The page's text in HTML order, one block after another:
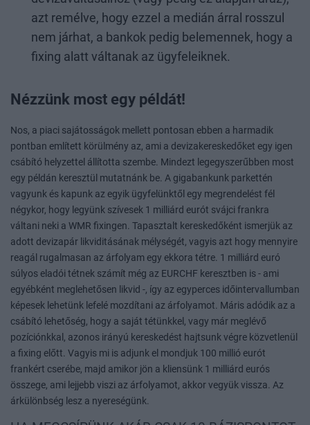
azt remélve, hogy ezzel a medián árral rosszul
nem járhat, a bankok pedig belemennek, hogy a
fixing alatt váltanak az ügyfeleiknek.
Nézzünk most egy példát!
Nos, a piaci sajátosságok mellett pontosan ebben a harmadik
pontban említett körülmény az, ami a devizakereskedőket egy igen
csábító helyzettel állította szembe. Mindezt legegyszerűbben most
egy példán keresztül mutatnánk be. A gigabankunk parkettén
vagyunk és kapunk az egyik ügyfelünktől egy megrendelést fél
négykor, hogy legyünk szívesek 1 milliárd eurót svájci frankra
váltani neki a WMR fixingen. Tapasztalt kereskedőként ismerjük az
adott devizapár likviditásának mélységét, vagyis azt hogy mennyire
reagál rugalmasan az árfolyam egy ekkora tétre. 1 milliárd euró
súlyos eladói tétnek számít még az EURCHF keresztben is - ami
egyébként meglehetősen likvid -, így az egyperces időintervallumban
képesek lehetünk lefelé mozdítani az árfolyamot. Máris adódik az a
csábító lehetőség, hogy a saját tétünkkel, vagy már meglévő
pozíciónkkal, azonos irányú kereskedést hajtsunk végre közvetlenül
a fixing előtt. Vagyis mi is adjunk el mondjuk 100 millió eurót
frankért cserébe, majd amikor jön a kliensünk 1 milliárd eurós
összege, ami lejjebb viszi az árfolyamot, akkor vegyük vissza. Az
árkülönbség lesz a nyereségünk.